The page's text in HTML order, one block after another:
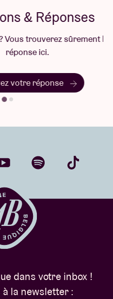
& Réponses
trouverez sûrement la
ici.
réponse
dans votre inbox !
la newsletter :